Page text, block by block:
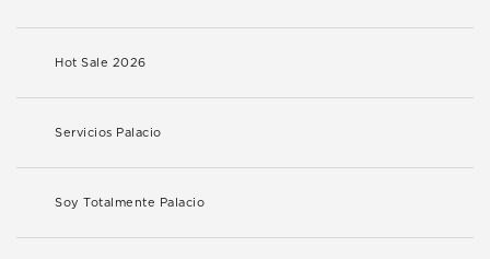
Hot Sale 2026
Servicios Palacio
Soy Totalmente Palacio